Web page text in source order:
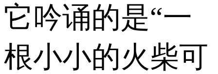
它吟诵的是“一
根小小的火柴可